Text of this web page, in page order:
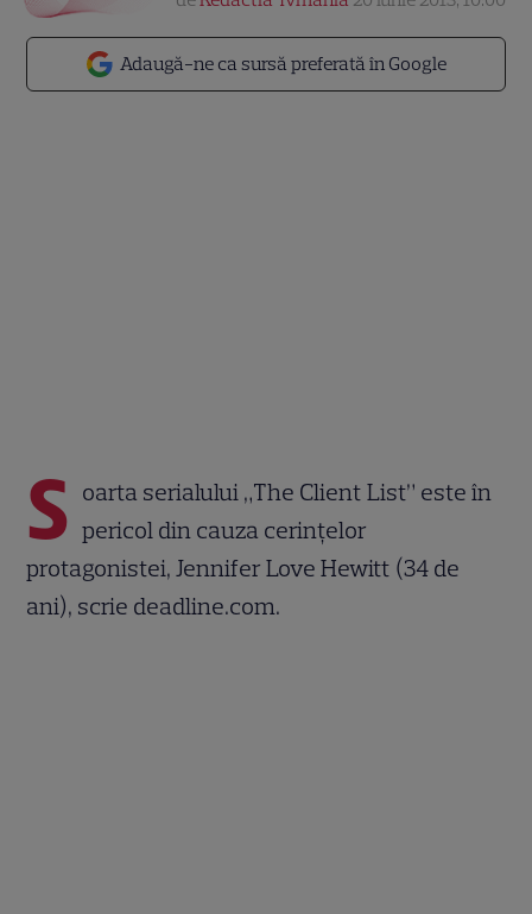
Adaugă-ne ca sursă preferată în Google
S oarta serialului „The Client List” este în
pericol din cauza cerinţelor
protagonistei, Jennifer Love Hewitt (34 de
ani), scrie deadline.com.